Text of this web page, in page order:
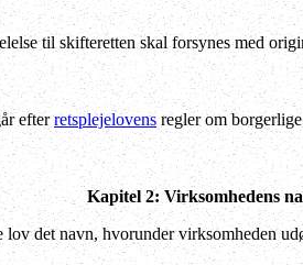
til skifteretten skal forsynes med
efterretsplejelovensregler om
Kapitel 2: Virksomhedens
det navn, hvorunder virksomheden